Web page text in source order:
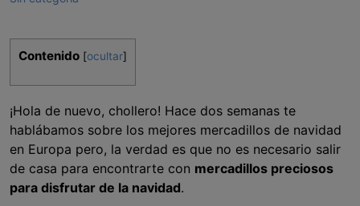
Contenido [ocultar]
¡Hola de nuevo, chollero! Hace dos semanas te
hablábamos sobre los mejores mercadillos de navidad
en Europa pero, la verdad es que no es necesario salir
de casa para encontrarte con mercadillos preciosos
para disfrutar de la navidad.